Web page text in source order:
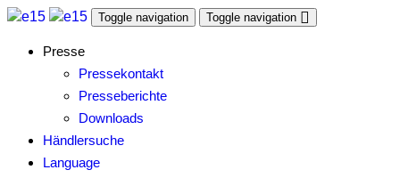
Toggle navigation Toggle navigation
Presse
Pressekontakt
Presseberichte
Downloads
Händlersuche
Language